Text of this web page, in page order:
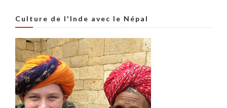
Culture de l'Inde avec le Népal